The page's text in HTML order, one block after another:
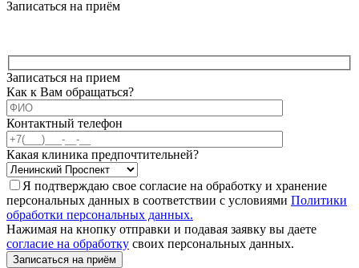
Записаться на приём
Записаться на прием
Как к Вам обращаться?
Контактный телефон
Какая клиника предпочтительней?
Я подтверждаю свое согласие на обработку и хранение
персональных данных в соответствии с условиями Политики
обработки персональных данных.
Нажимая на кнопку отправки и подавая заявку вы даете
согласие на обработку своих персональных данных.
Записаться на приём